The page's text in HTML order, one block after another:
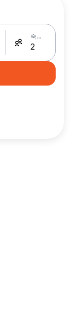
숙박인원